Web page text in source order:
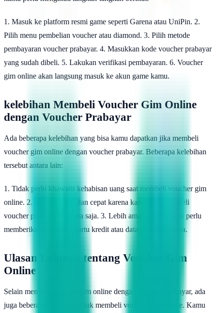
1. Masuk ke platform resmi game seperti Garena atau UniPin. 2.
Pilih menu pembelian voucher atau diamond. 3. Pilih metode
pembayaran voucher prabayar. 4. Masukkan kode voucher prabayar
yang sudah dibeli. 5. Lakukan verifikasi pembayaran. 6. Voucher
gim online akan langsung masuk ke akun game kamu.
kelebihan Membeli Voucher Gim Online
dengan Voucher Prabayar
Ada beberapa kelebihan yang bisa kamu dapatkan jika membeli
voucher gim online dengan voucher prabayar. Beberapa kelebihan
tersebut antara lain:
1. Tidak perlu khawatir kehabisan uang saat membeli voucher gim
online. 2. Lebih mudah dan cepat karena kamu bisa membeli
voucher prabayar di mana saja. 3. Lebih aman karena tidak perlu
memberikan informasi kartu kredit atau data pribadi lainnya.
Ulasan Lainnya tentang Voucher Gim
Online
Selain membeli voucher gim online dengan voucher prabayar, ada
juga beberapa cara lain untuk membeli voucher gim online. Kamu